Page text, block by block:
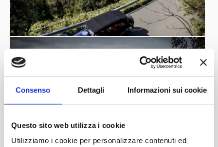
Consenso Dettagli Informazioni sui cookie
Questo sito web utilizza i cookie
Utilizziamo i cookie per personalizzare contenuti ed